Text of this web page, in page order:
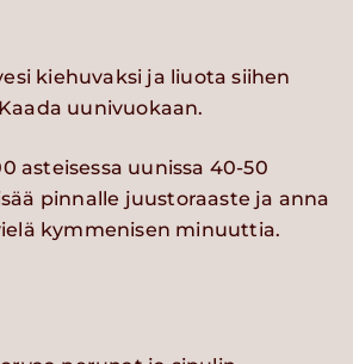
kiehuvaksi ja liuota siihen
uunivuokaan.
asteisessa uunissa 40-50
pinnalle juustoraaste ja anna
kymmenisen minuuttia.